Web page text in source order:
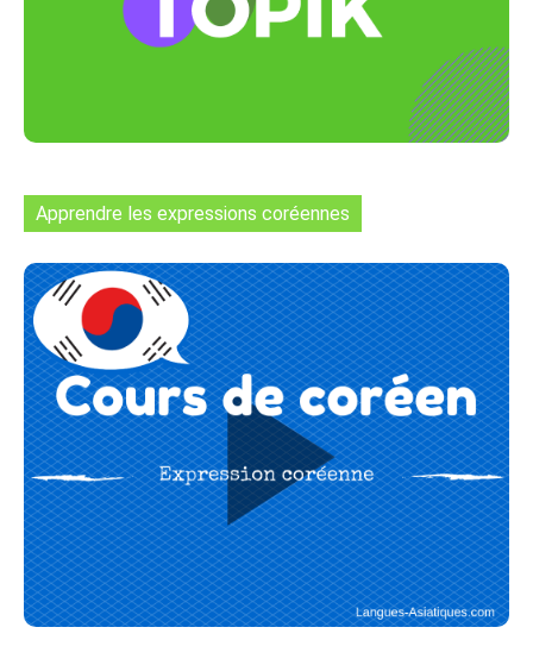
Apprendre les expressions coréennes